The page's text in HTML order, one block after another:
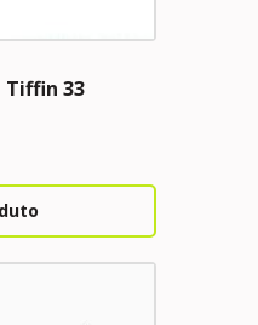
Tiffin 33